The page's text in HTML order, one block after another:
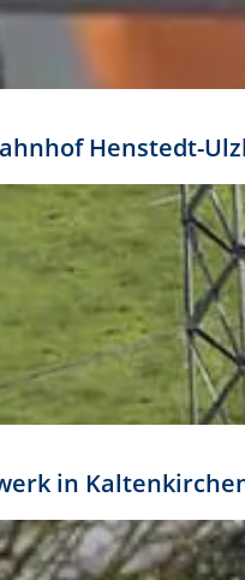
der jeweiligen
im Layout:
(5 %)
(7 %)
jedoch auch größer
mit der
Henstedt-
in